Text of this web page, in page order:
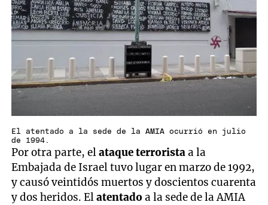
El atentado a la sede de la AMIA ocurrió en julio
de 1994.
Por otra parte, elataque terroristaa la
Embajada de Israel tuvo lugar en marzo de 1992,
y causó veintidós muertos y doscientos cuarenta
y dos heridos. Elatentadoa la sede de la AMIA